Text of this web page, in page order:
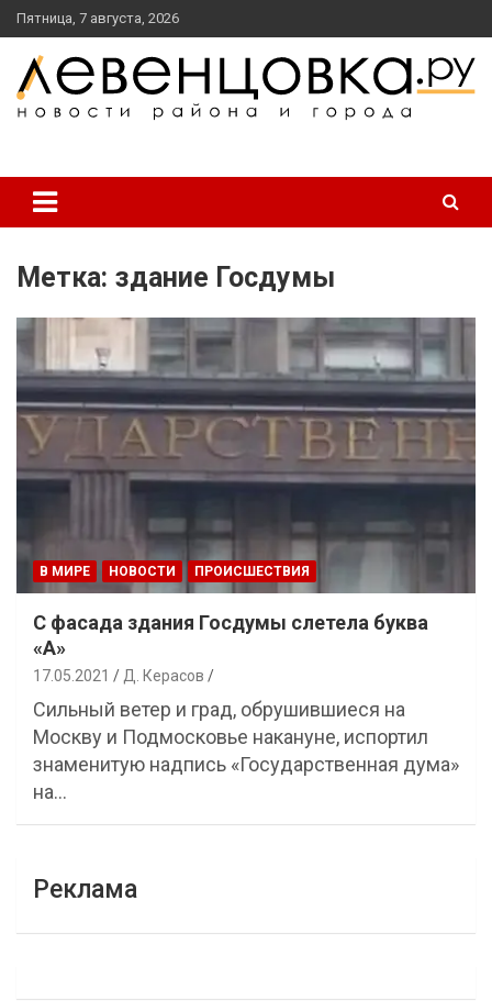
перейти
к
содержанию
Пятница, 7 августа, 2026
Метка: здание Госдумы
В МИРЕ НОВОСТИ ПРОИСШЕСТВИЯ
С фасада здания Госдумы слетела буква
«А»
17.05.2021 Д. Керасов
Сильный ветер и град, обрушившиеся на
Москву и Подмосковье накануне, испортил
знаменитую надпись «Государственная дума»
на…
Реклама